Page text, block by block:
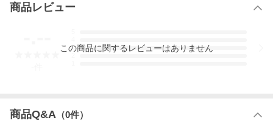
します。
商品レビュー
3
この商品に関するレビューはありません
商品Q&A （0件）